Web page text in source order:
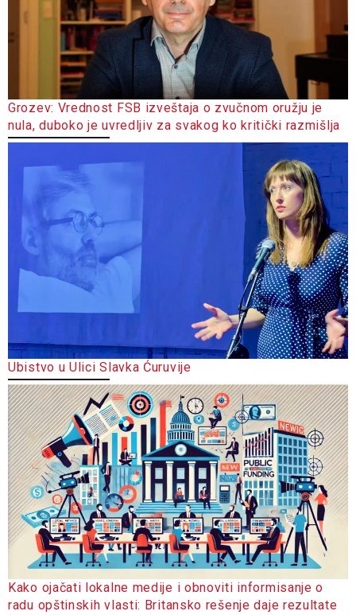
Grozev: Vrednost FSB izveštaja o zvučnom oružju je
nula, duboko je uvredljiv za svakog ko kritički razmišlja
Ubistvo u Ulici Slavka Ćuruvije
Kako ojačati lokalne medije i obnoviti informisanje o
radu opštinskih vlasti: Britansko rešenje daje rezultate